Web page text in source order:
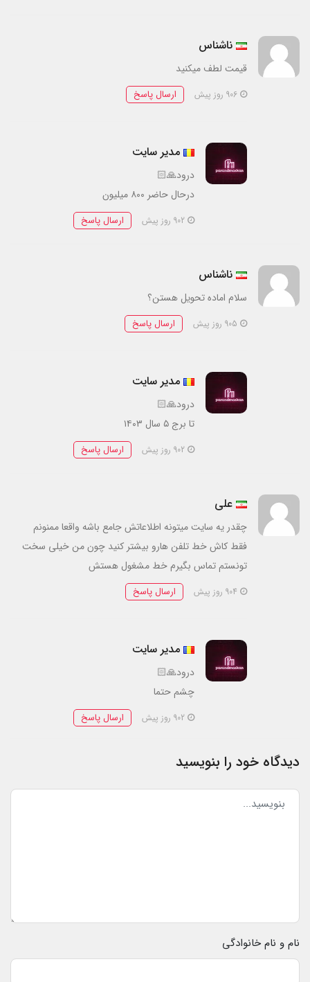
ناشناس
قیمت لطف میکنید
ارسال پاسخ
مدیر سایت
درود🙏🏻
درحال حاضر ۸۰۰ میلیون
ارسال پاسخ
ناشناس
سلام اماده تحویل هستن؟
ارسال پاسخ
مدیر سایت
درود🙏🏻
تا برج ۵ سال ۱۴۰۳
ارسال پاسخ
علی
چقدر یه سایت میتونه اطلاعاتش جامع باشه واقعا ممنونم
فقط کاش خط تلفن هارو بیشتر کنید چون من خیلی سخت
تونستم تماس بگیرم خط مشغول هستش
ارسال پاسخ
مدیر سایت
درود🙏🏻
چشم حتما
ارسال پاسخ
دیدگاه خود را بنویسید
نام و نام خانوادگی